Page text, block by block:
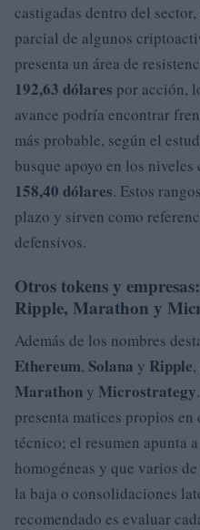
castigadas dentro del
parcial de algunos
presenta un área de
192,63 dólares por acción,
avance podría encontrar
más probable, según el
busque apoyo en los
158,40 dólares. Estos
plazo y sirven como
defensivos.
Otros tokens y
Ripple, Marathon y
Además de los nombres
Ethereum, Solana y Ripple
Marathon y Microstrategy
presenta matices propios
técnico; el resumen apunta
homogéneas y que varios
la baja o consolidaciones
recomendado es evaluar